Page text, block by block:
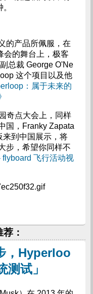
的产品所佩服，在
会的舞台上，极客
总裁 George O'Ne
这个项目以及他
：属于未来的
奇点大会上，同样
国，Franky Zapata
到中国展示，将
步，希望你同样不
flyboard 飞行活动视
：
，Hyperloo
试」